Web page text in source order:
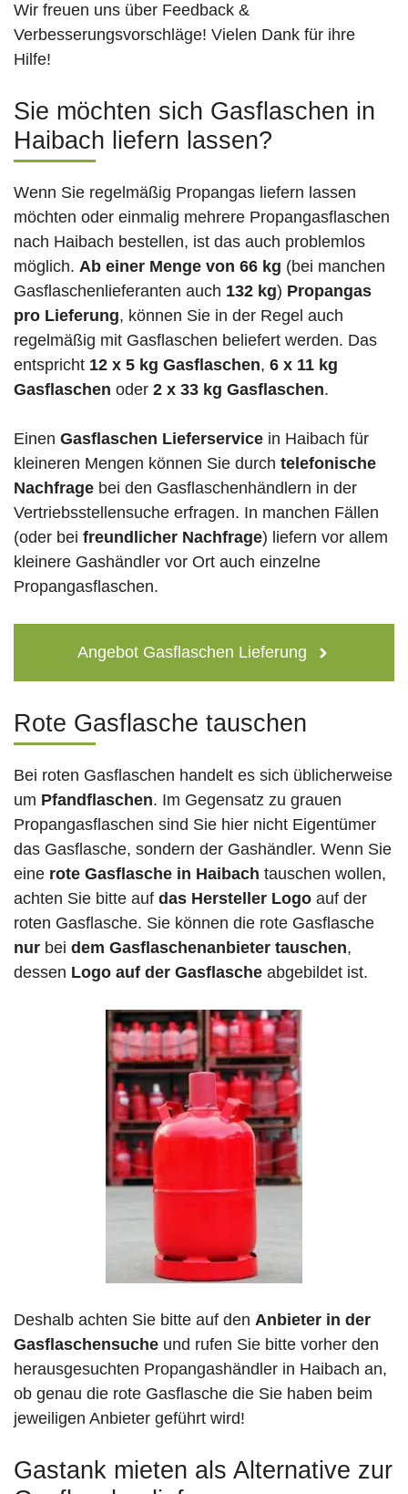
Wir freuen uns über Feedback &
Verbesserungsvorschläge! Vielen Dank für ihre
Hilfe!
Sie möchten sich Gasflaschen in
Haibach liefern lassen?
Wenn Sie regelmäßig Propangas liefern lassen
möchten oder einmalig mehrere Propangasflaschen
nach Haibach bestellen, ist das auch problemlos
möglich. Ab einer Menge von 66 kg (bei manchen
Gasflaschenlieferanten auch 132 kg) Propangas
pro Lieferung, können Sie in der Regel auch
regelmäßig mit Gasflaschen beliefert werden. Das
entspricht 12 x 5 kg Gasflaschen, 6 x 11 kg
Gasflaschen oder 2 x 33 kg Gasflaschen.
Einen Gasflaschen Lieferservice in Haibach für
kleineren Mengen können Sie durch telefonische
Nachfrage bei den Gasflaschenhändlern in der
Vertriebsstellensuche erfragen. In manchen Fällen
(oder bei freundlicher Nachfrage) liefern vor allem
kleinere Gashändler vor Ort auch einzelne
Propangasflaschen.
Angebot Gasflaschen Lieferung
Rote Gasflasche tauschen
Bei roten Gasflaschen handelt es sich üblicherweise
um Pfandflaschen. Im Gegensatz zu grauen
Propangasflaschen sind Sie hier nicht Eigentümer
das Gasflasche, sondern der Gashändler. Wenn Sie
eine rote Gasflasche in Haibach tauschen wollen,
achten Sie bitte auf das Hersteller Logo auf der
roten Gasflasche. Sie können die rote Gasflasche
nur bei dem Gasflaschenanbieter tauschen,
dessen Logo auf der Gasflasche abgebildet ist.
Deshalb achten Sie bitte auf den Anbieter in der
Gasflaschensuche und rufen Sie bitte vorher den
herausgesuchten Propangashändler in Haibach an,
ob genau die rote Gasflasche die Sie haben beim
jeweiligen Anbieter geführt wird!
Gastank mieten als Alternative zur